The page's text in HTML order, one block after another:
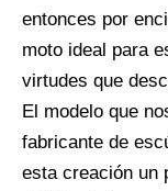
entonces por
moto ideal para
virtudes que
El modelo que
fabricante de
esta creación un